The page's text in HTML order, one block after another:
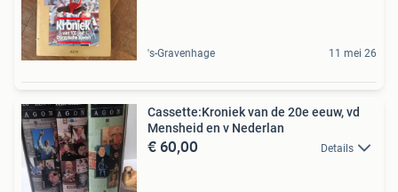
's-Gravenhage 11 mei 26
Cassette:Kroniek van de 20e eeuw, vd
Mensheid en v Nederlan
€ 60,00 Details